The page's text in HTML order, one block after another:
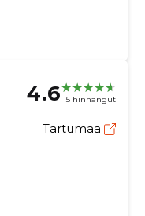
4.6 5 hinnangut
Tartumaa